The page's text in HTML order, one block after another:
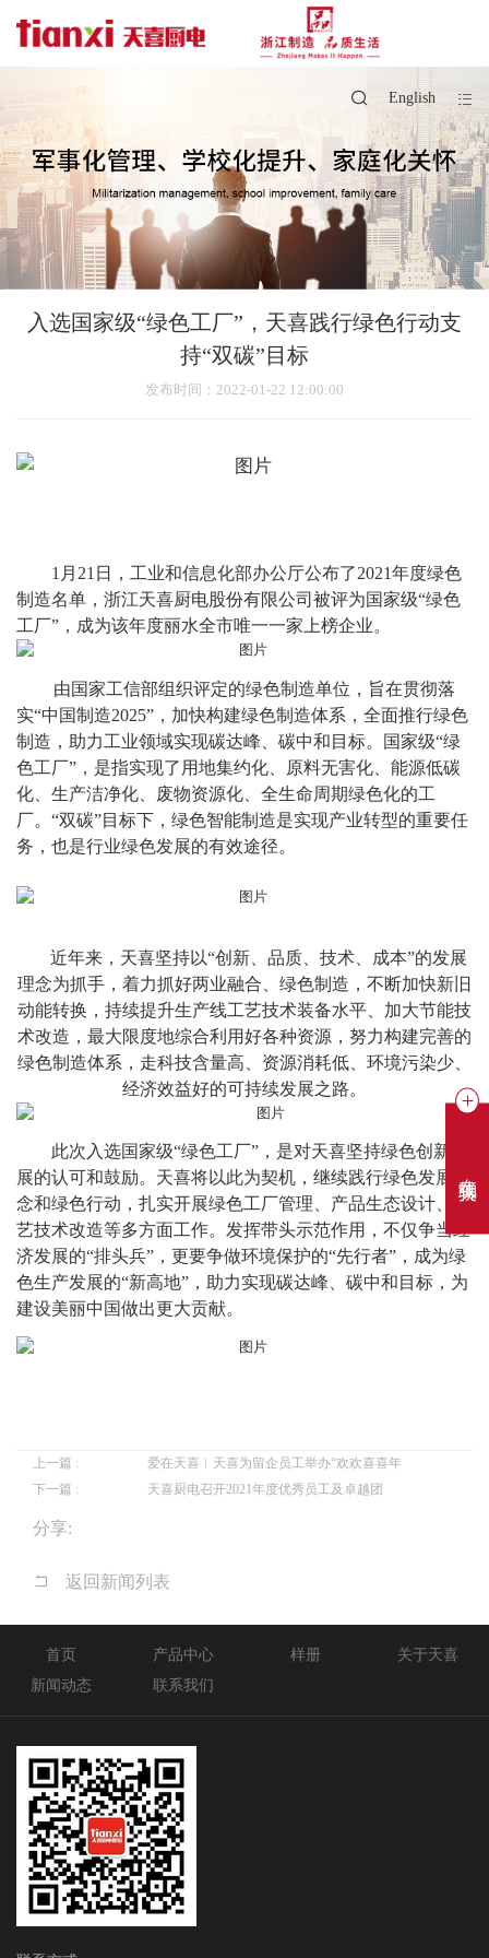
English
入选国家级“绿色工厂”，天喜践行绿色行动支
持“双碳”目标
发布时间 ：2022-01-22 12:00:00
1月21日 ， 工业和信息化部办公厅公布了2021年度绿色
制造名单，浙江天喜厨电股份有限公司被评为国家级“绿色
工厂” ， 成为该年度丽水全市唯一一家上榜企业。
由国家工信部组织评定的绿色制造单位，旨在贯彻落
实“中国制造2025”，加快构建绿色制造体系，全面推行绿色
制造，助力工业领域实现碳达峰、碳中和目标。国家级“绿
色工厂” ，是指实现了用地集约化、原料无害化、能源低碳
化、生产洁净化、废物资源化、全生命周期绿色化的工
厂。 “双碳”目标下，绿色智能制造是实现产业转型的重要任
务，也是行业绿色发展的有效途径。
近年来， 天喜坚持以“创新、品质、技术、成本”的发展
理念为抓手，着力抓好两业融合、绿色制造，不断加快新旧
动能转换， 持续提升生产线工艺技术装备水平、加大节能技
术改造，最大限度地综合利用好各种资源，努力构建完善的
绿色制造体系， 走科技含量高、资源消耗低、环境污染少、
经济效益好的可持续发展之路。
此次入选国家级“绿色工厂”，是对天喜坚持绿色创新发
展的认可和鼓励。 天喜将以此为契机，继续践行绿色发展理
念和绿色行动 ， 扎实开展绿色工厂管理、产品生态设计、工
艺技术改造等多方面工作。发挥带头示范作用，不仅争当经
济发展的“排头兵”，更要争做环境保护的“先行者”，成为绿
色生产发展的“新高地”， 助力实现碳达峰、碳中和目标，为
建设美丽中国做出更大贡献。
上一篇 :
爱在天喜︱天喜为留企员工举办“欢欢喜喜年
下一篇 :
天喜厨电召开2021年度优秀员工及卓越团
分享:
返回新闻列表
首页 产品中心 样册
关于天喜
新闻动态
联系我们